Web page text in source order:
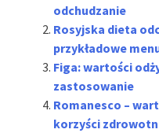
odchudzanie
Rosyjska dieta
przykładowe
Figa: wartości
zastosowanie
Romanesco –
korzyści